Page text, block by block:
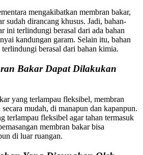
mengakibatkan membran bakar,
sudah dirancang khusus. Jadi, bahan-
ini terlindungi berasal dari ada bahan
kandungan garam. Selain itu, bahan
berasal dari bahan kimia.
Bakar Dapat Dilakukan
yang terlampau fleksibel, membran
mudah, di manapun dan kapanpun.
terlampau fleksibel agar tahan termasuk
membran bakar bisa
di luar ruangan.